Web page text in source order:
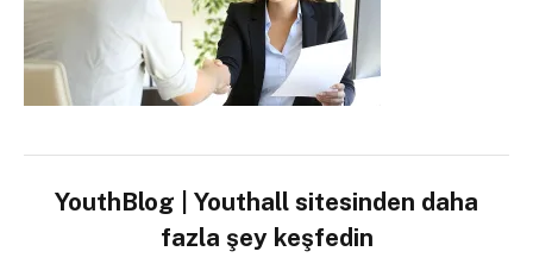
YouthBlog | Youthall sitesinden daha
fazla şey keşfedin